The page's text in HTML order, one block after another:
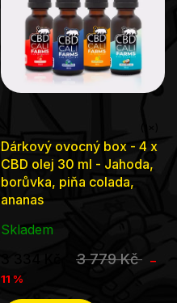
Průměrné
hodnocení
produktu
je
5,0
Dárkový ovocný box - 4 x
CBD olej 30 ml - Jahoda,
borůvka, piňa colada,
ananas
Skladem
3 779 Kč
–
11 %